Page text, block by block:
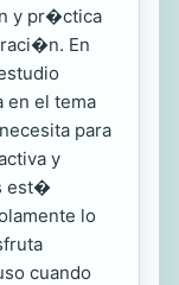
y pr�ctica
En
en el tema
para
y
est�
lo
cuando